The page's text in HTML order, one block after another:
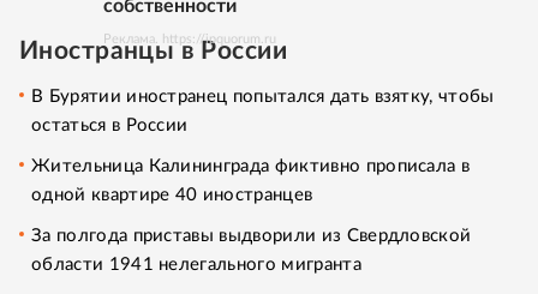
собственности
Реклама. https://ipquorum.ru
Иностранцы в России
В Бурятии иностранец попытался дать взятку, чтобы
остаться в России
Жительница Калининграда фиктивно прописала в
одной квартире 40 иностранцев
За полгода приставы выдворили из Свердловской
области 1941 нелегального мигранта